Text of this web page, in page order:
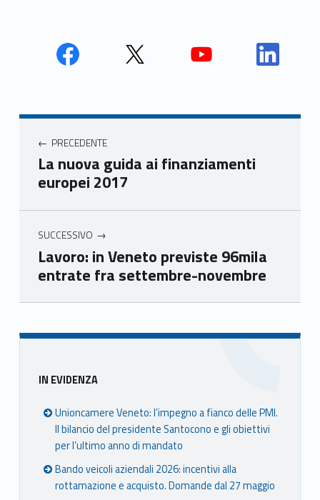
Unio
mer
e
Ven
Unio
e
Ven
Unio
e
Unio
Navigazione articoli
PRECEDENTE
La nuova guida ai finanziamenti
europei 2017
SUCCESSIVO
Lavoro: in Veneto previste 96mila
entrate fra settembre-novembre
Skip back to main navigation
Sidebar
IN EVIDENZA
Unioncamere Veneto: l’impegno a fianco delle PMI.
Il bilancio del presidente Santocono e gli obiettivi
per l’ultimo anno di mandato
Bando veicoli aziendali 2026: incentivi alla
rottamazione e acquisto. Domande dal 27 maggio